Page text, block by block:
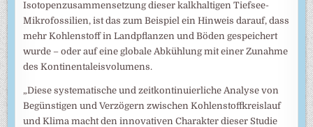
Isotopenzusammensetzung dieser kalkhaltigen Tiefsee-
Mikrofossilien, ist das zum Beispiel ein Hinweis darauf, dass
mehr Kohlenstoff in Landpflanzen und Böden gespeichert
wurde – oder auf eine globale Abkühlung mit einer Zunahme
des Kontinentaleisvolumens.
„Diese systematische und zeitkontinuierliche Analyse von
Begünstigen und Verzögern zwischen Kohlenstoffkreislauf
und Klima macht den innovativen Charakter dieser Studie